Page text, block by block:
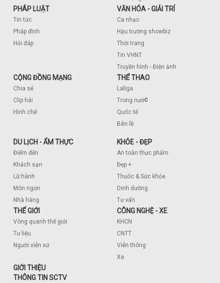
PHÁP LUẬT
Tin tức
Pháp đình
Hỏi đáp
VĂN HÓA - GIẢI TRÍ
Ca nhạc
Hậu trường showbiz
Thời trang
Tin VHNT
Truyền hình - Điện ảnh
CỘNG ĐỒNG MẠNG
Chia sẻ
Clip hài
Hình chế
THỂ THAO
Laliga
Trong nước
Quốc tế
Bên lề
DU LỊCH - ẨM THỰC
Điểm đến
Khách sạn
Lữ hành
Món ngon
Nhà hàng
KHỎE - ĐẸP
An toàn thực phẩm
Đẹp +
Thuốc & Sức khỏe
Dinh dưỡng
Tư vấn
THẾ GIỚI
Vòng quanh thế giới
Tư liệu
Người viễn xứ
CÔNG NGHỆ - XE
KHCN
CNTT
Viễn thông
Xe
GIỚI THIỆU
THÔNG TIN SCTV